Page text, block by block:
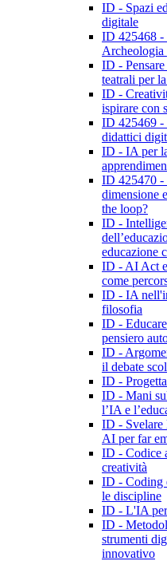
ID - Spazi
digitale
ID 425468
Archeologia
ID -
teatrali per
ID -
ispirare con
ID 425469 -
didattici
ID - IA per
ID 425470 -
dimensione
the loop?
ID -
educazione
ID - AI Act e
come
ID - IA
filosofia
ID -
pensiero
ID -
il debate
ID -
ID - Mani
l’IA e
ID - Svelare
AI per far
ID - Codice
creatività
ID - Coding
le discipline
ID - L'IA
ID -
strumenti
innovativo